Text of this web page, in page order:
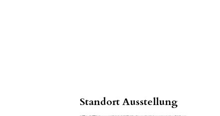
Standort Ausstellung